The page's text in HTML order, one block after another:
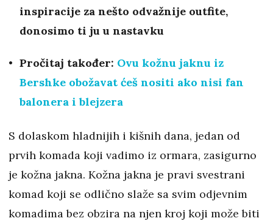
inspiracije za nešto odvažnije outfite,
donosimo ti ju u nastavku
Pročitaj također: Ovu kožnu jaknu iz
Bershke obožavat ćeš nositi ako nisi fan
balonera i blejzera
S dolaskom hladnijih i kišnih dana, jedan od
prvih komada koji vadimo iz ormara, zasigurno
je kožna jakna. Kožna jakna je pravi svestrani
komad koji se odlično slaže sa svim odjevnim
komadima bez obzira na njen kroj koji može biti